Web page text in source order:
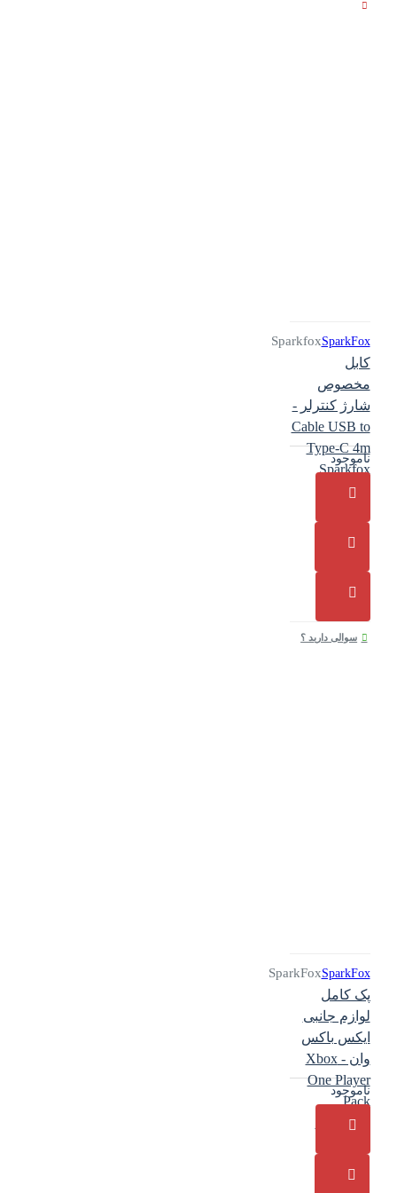
SparkFox
Sparkfox
کابل
مخصوص
شارژ کنترلر -
Cable USB to
Type-C 4m
Sparkfox
code2
ناموجود
سوالی دارید ؟
SparkFox
SparkFox
پک کامل
لوازم جانبی
ایکس باکس
وان - Xbox
One Player
Pack
SparkFox
ناموجود